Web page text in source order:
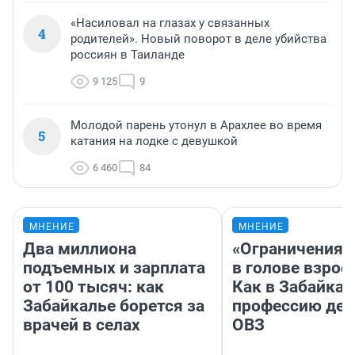
4
«Насиловал на глазах у связанных
родителей». Новый поворот в деле убийства
россиян в Таиланде
9 125 9
5
Молодой парень утонул в Арахлее во время
катания на лодке с девушкой
6 460 84
МНЕНИЕ
Два миллиона
подъемных и зарплата
от 100 тысяч: как
Забайкалье борется за
врачей в селах
МНЕНИЕ
«Ограничения
в голове
Как в
профессию
ОВЗ